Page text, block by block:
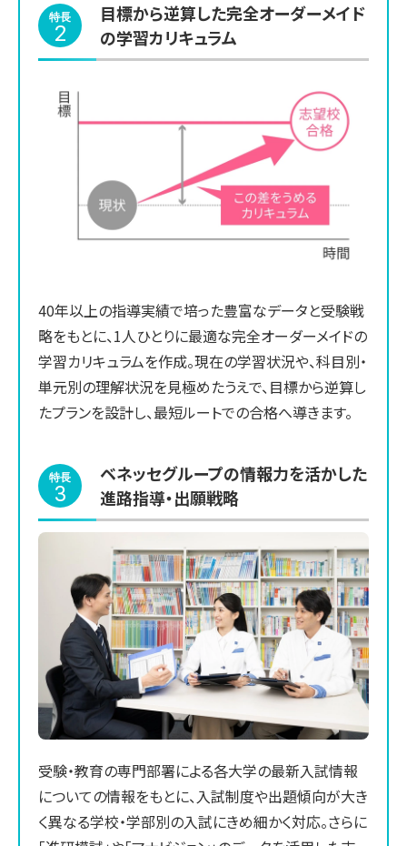
特長
2
目標から逆算した完全オーダーメイド
の学習カリキュラム
40年以上の指導実績で培った豊富なデータと受験戦
略をもとに、1人ひとりに最適な完全オーダーメイドの
学習カリキュラムを作成。現在の学習状況や、科目別・
単元別の理解状況を見極めたうえで、目標から逆算し
たプランを設計し、最短ルートでの合格へ導きます。
特長
3
ベネッセグループの情報力を活かした
進路指導・出願戦略
受験・教育の専門部署による各大学の最新入試情報
についての情報をもとに、入試制度や出題傾向が大き
く異なる学校・学部別の入試にきめ細かく対応。さらに